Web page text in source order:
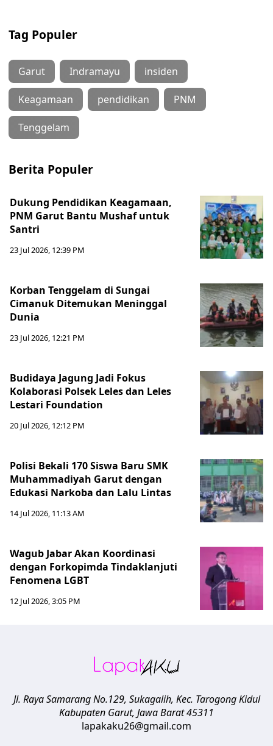
Tag Populer
Garut Indramayu insiden
Keagamaan pendidikan PNM
Tenggelam
Berita Populer
Dukung Pendidikan Keagamaan,
PNM Garut Bantu Mushaf untuk
Santri
23 Jul 2026, 12:39 PM
Korban Tenggelam di Sungai
Cimanuk Ditemukan Meninggal
Dunia
23 Jul 2026, 12:21 PM
Budidaya Jagung Jadi Fokus
Kolaborasi Polsek Leles dan Leles
Lestari Foundation
20 Jul 2026, 12:12 PM
Polisi Bekali 170 Siswa Baru SMK
Muhammadiyah Garut dengan
Edukasi Narkoba dan Lalu Lintas
14 Jul 2026, 11:13 AM
Wagub Jabar Akan Koordinasi
dengan Forkopimda Tindaklanjuti
Fenomena LGBT
12 Jul 2026, 3:05 PM
Jl. Raya Samarang No.129, Sukagalih, Kec. Tarogong Kidul
Kabupaten Garut, Jawa Barat45311
lapakaku26@gmail.com